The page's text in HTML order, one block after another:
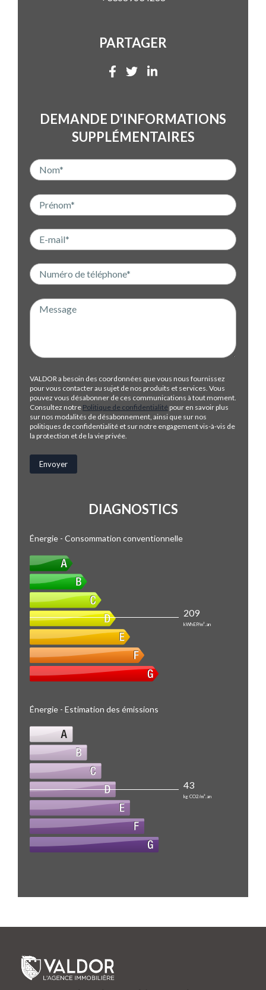
PARTAGER
DEMANDE D'INFORMATIONS
SUPPLÉMENTAIRES
VALDOR a besoin des coordonnées que vous nous fournissez
pour vous contacter au sujet de nos produits et services. Vous
pouvez vous désabonner de ces communications à tout moment.
Consultez notre Politique de confidentialité pour en savoir plus
sur nos modalités de désabonnement, ainsi que sur nos
politiques de confidentialité et sur notre engagement vis-à-vis de
la protection et de la vie privée.
DIAGNOSTICS
Énergie - Consommation conventionnelle
209
kWhEP/m².an
Énergie - Estimation des émissions
43
kg CO2/m².an